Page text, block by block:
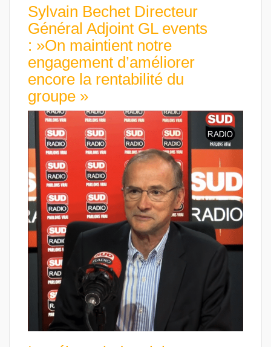
Sylvain Bechet Directeur
Général Adjoint GL events
: »On maintient notre
engagement d’améliorer
encore la rentabilité du
groupe »